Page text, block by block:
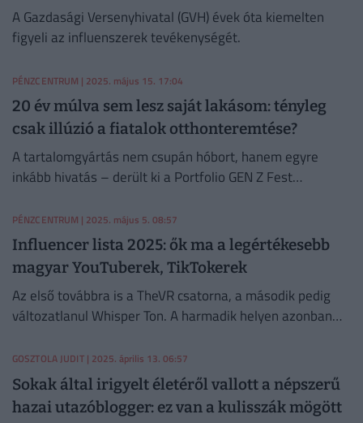
A Gazdasági Versenyhivatal (GVH) évek óta kiemelten
figyeli az influenszerek tevékenységét.
PÉNZCENTRUM | 2025. május 15. 17:04
20 év múlva sem lesz saját lakásom: tényleg
csak illúzió a fiatalok otthonteremtése?
A tartalomgyártás nem csupán hóbort, hanem egyre
inkább hivatás – derült ki a Portfolio GEN Z Fest
PÉNZCENTRUM | 2025. május 5. 08:57
Influencer lista 2025: ők ma a legértékesebb
magyar YouTuberek, TikTokerek
Az első továbbra is a TheVR csatorna, a második pedig
változatlanul Whisper Ton. A harmadik helyen azonban
GOSZTOLA JUDIT| 2025. április 13. 06:57
Sokak által irigyelt életéről vallott a népszerű
hazai utazóblogger: ez van a kulisszák mögött